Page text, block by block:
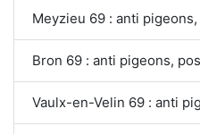
Meyzieu 69 : anti
Bron 69 : anti pigeons,
Vaulx-en-Velin 69 : anti